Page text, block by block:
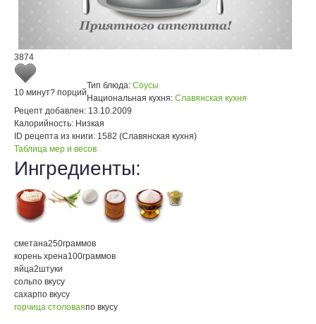
3874
10 минут? порций
Тип блюда: Соусы
Национальная кухня: Славянская кухня
Рецепт добавлен: 13.10.2009
Калорийность: Низкая
ID рецепта из книги: 1582 (Славянская кухня)
Таблица мер и весов
Ингредиенты:
сметана250граммов
корень хрена100граммов
яйца2штуки
сольпо вкусу
сахарпо вкусу
горчица столоваяпо вкусу